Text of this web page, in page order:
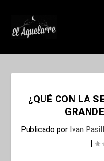
¿QUÉ CON LA
Publicado por Ivan
|